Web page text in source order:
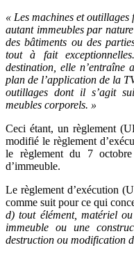
« Les machines et outillages
autant immeubles par
des bâtiments ou des
tout à fait
destination, elle n’entraîne
plan de l’application de la
outillages dont il s’agit
meubles corporels. »
Ceci étant, un règlement
modifié le règlement
le règlement du 7
d’immeuble.
Le règlement d’exécution
comme suit pour ce qui
d) tout élément, matériel
immeuble ou une
destruction ou modification